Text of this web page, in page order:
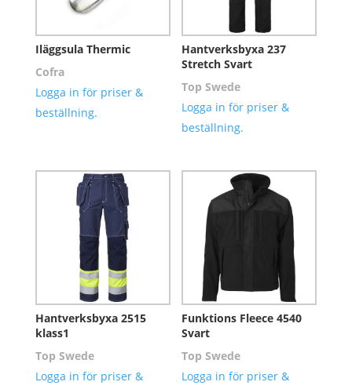
Iläggsula Thermic
Cofra
Logga in för priser &
beställning.
Hantverksbyxa 237
Stretch Svart
Top Swede
Logga in för priser &
beställning.
Hantverksbyxa 2515
klass1
Top Swede
Logga in för priser &
Funktions Fleece 4540
Svart
Top Swede
Logga in för priser &